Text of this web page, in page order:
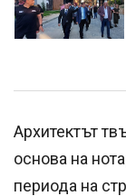
Архитектът
основа на
периода на